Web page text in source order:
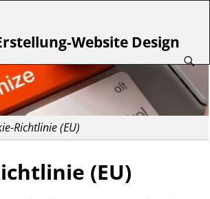
Website Design
Richtlinie (EU)
(EU)